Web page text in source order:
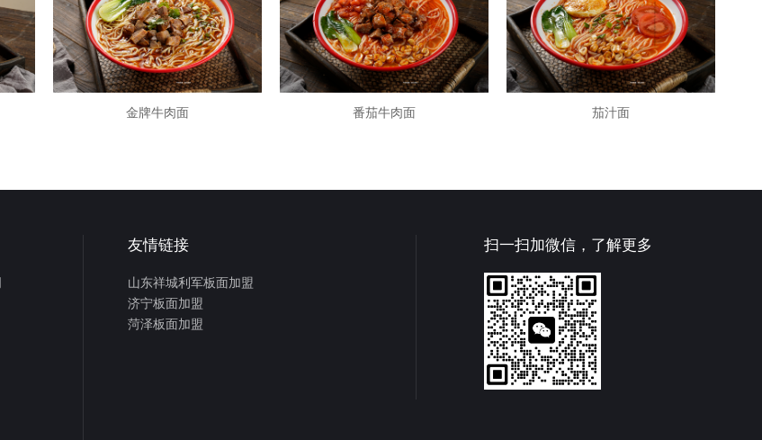
金牌牛肉面 番茄牛肉面 茄汁面
友情链接
山东祥城利军板面加盟
济宁板面加盟
菏泽板面加盟
扫一扫加微信，了解更多